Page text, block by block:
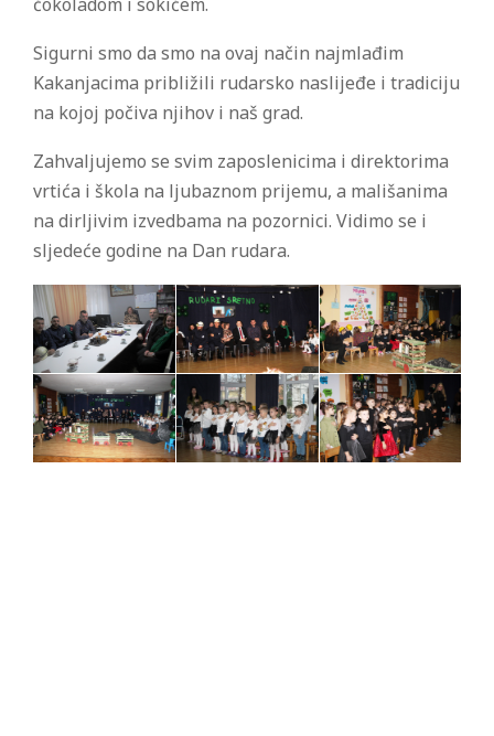
Sigurni smo da smo na ovaj način najmlađim
Kakanjacima približili rudarsko naslijeđe i tradiciju
na kojoj počiva njihov i naš grad.
Zahvaljujemo se svim zaposlenicima i direktorima
vrtića i škola na ljubaznom prijemu, a mališanima
na dirljivim izvedbama na pozornici. Vidimo se i
sljedeće godine na Dan rudara.